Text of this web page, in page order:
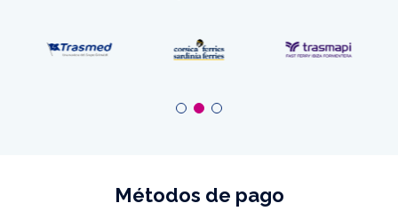
Métodos de pago